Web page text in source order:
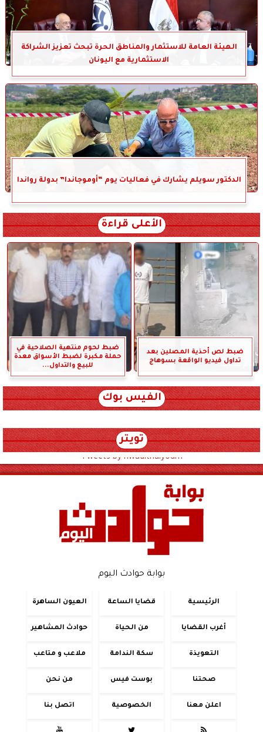
الهيئة العامة للاستثمار والمناطق الحرة تبحث تعزيز الشراكة
الاستثمارية مع اليونان
الدكتور سويلم يشارك في فعاليات يوم “أوموجاندا” بدولة رواندا
الأعلى قراءة
ضبط لص أحذية المصلين بعد
تداول فيديو الواقعة بسوهاج
ضبط لحوم منتهية الصلاحية في
حملة مكبرة لضبط الأسواق معدة
للبيع والتداول...
الفيس بوك
تويتر
Tweets by hwadithalyoum
بوابة حوادث اليوم
الرئيسية قضايا الساعة العيون الساهرة
أغرب القضايا من الحياة حوادث المشاهير
التعويذة سكة الندامة ملاعب و متاعب
صحتنا بوست فيس من نحن
اعلن معنا الخصوصية اتصل بنا